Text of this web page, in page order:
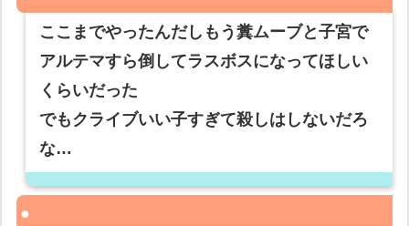
ここまでやったんだしもう糞ムーブと子宮で
アルテマすら倒してラスボスになってほしい
くらいだった
でもクライブいい子すぎて殺しはしないだろ
な…